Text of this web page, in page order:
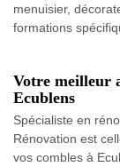
menuisier,
formations
Votre meilleur
Ecublens
Spécialiste en
Rénovation est
vos combles à